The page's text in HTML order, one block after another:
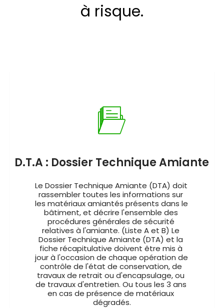
à risque.
D.T.A : Dossier Technique Amiante
Le Dossier Technique Amiante (DTA) doit
rassembler toutes les informations sur
les matériaux amiantés présents dans le
bâtiment, et décrire l'ensemble des
procédures générales de sécurité
relatives à l'amiante. (Liste A et B) Le
Dossier Technique Amiante (DTA) et la
fiche récapitulative doivent être mis à
jour à l'occasion de chaque opération de
contrôle de l'état de conservation, de
travaux de retrait ou d'encapsulage, ou
de travaux d'entretien. Ou tous les 3 ans
en cas de présence de matériaux
dégradés.